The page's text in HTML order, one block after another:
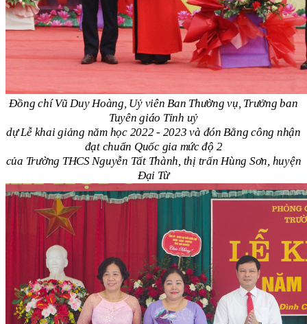
Đồng chí Vũ Duy Hoàng, Uỷ viên Ban Thường vụ, Trưởng ban
Tuyên giáo Tỉnh uỷ
dự Lễ khai giảng năm học 2022 - 2023 và đón Bằng công nhận
đạt chuẩn Quốc gia mức độ 2
của Trường THCS Nguyễn Tất Thành, thị trấn Hùng Sơn, huyện
Đại Từ